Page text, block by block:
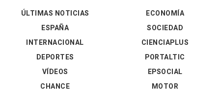
ÚLTIMAS NOTICIAS
ESPAÑA
INTERNACIONAL
DEPORTES
VÍDEOS
ECONOMÍA
SOCIEDAD
CIENCIAPLUS
PORTALTIC
EPSOCIAL
CHANCE
MOTOR